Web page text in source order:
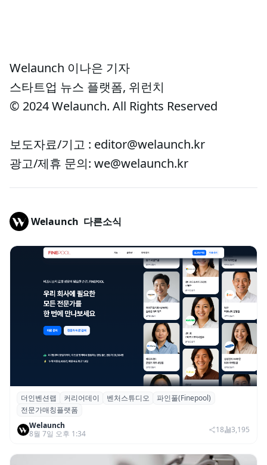
Welaunch 이나은 기자
스타트업 뉴스 플랫폼, 위런치
© 2024 Welaunch. All Rights Reserved
보도자료/기고 : editor@welaunch.kr
광고/제휴 문의: we@welaunch.kr
Welaunch 다른소식
더인벤션랩·커리어데이, 스타트업 전문가 매
칭 플랫폼 ‘파인풀’ 출시
더인벤션랩 커리어데이 벤처스튜디오
파인풀(Finepool)
전문가매칭플랫폼
Welaunch
8월 7일 오후 1:34
18 3,195